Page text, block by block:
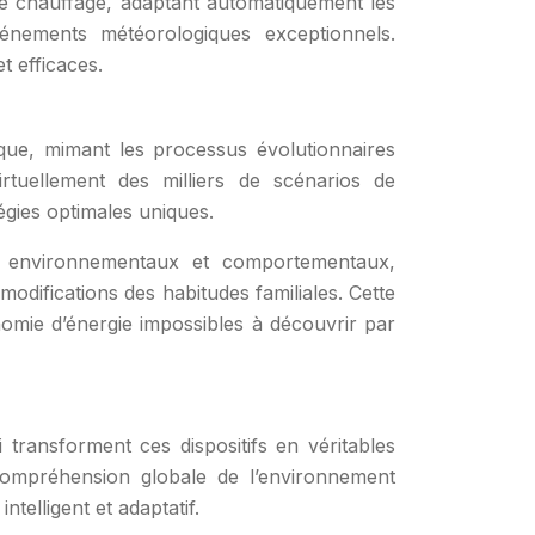
météorologiques exceptionnels.
efficaces.
mimant les processus évolutionnaires
des milliers de scénarios de
optimales uniques.
et comportementaux,
des habitudes familiales. Cette
d’énergie impossibles à découvrir par
ces dispositifs en véritables
globale de l’environnement
et adaptatif.